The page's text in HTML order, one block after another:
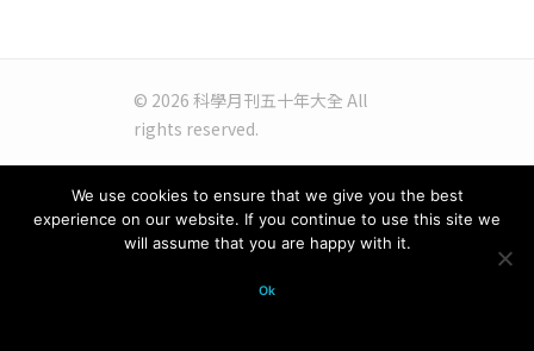
© 2026 科學月刊五十年大全 All
rights reserved.
We use cookies to ensure that we give you the best
experience on our website. If you continue to use this site we
will assume that you are happy with it.
Ok